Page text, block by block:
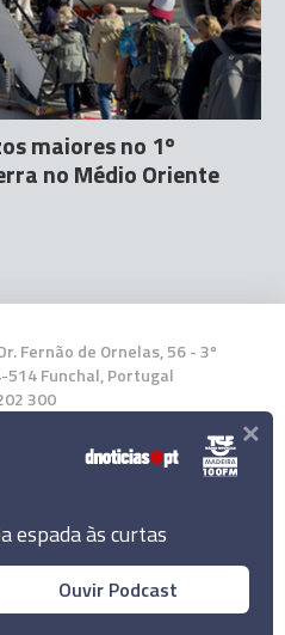
maiores no 1º
no Médio Oriente
Fernão de Ornelas, 56 - 3º
514 Funchal, Portugal
300
a nossa App
de Notícias, Lda.
espada às curtas
Ouvir Podcast
×